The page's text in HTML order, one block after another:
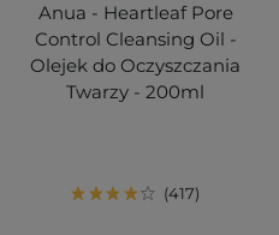
Anua - Heartleaf Pore
Control Cleansing Oil -
Olejek do Oczyszczania
Twarzy - 200ml
417